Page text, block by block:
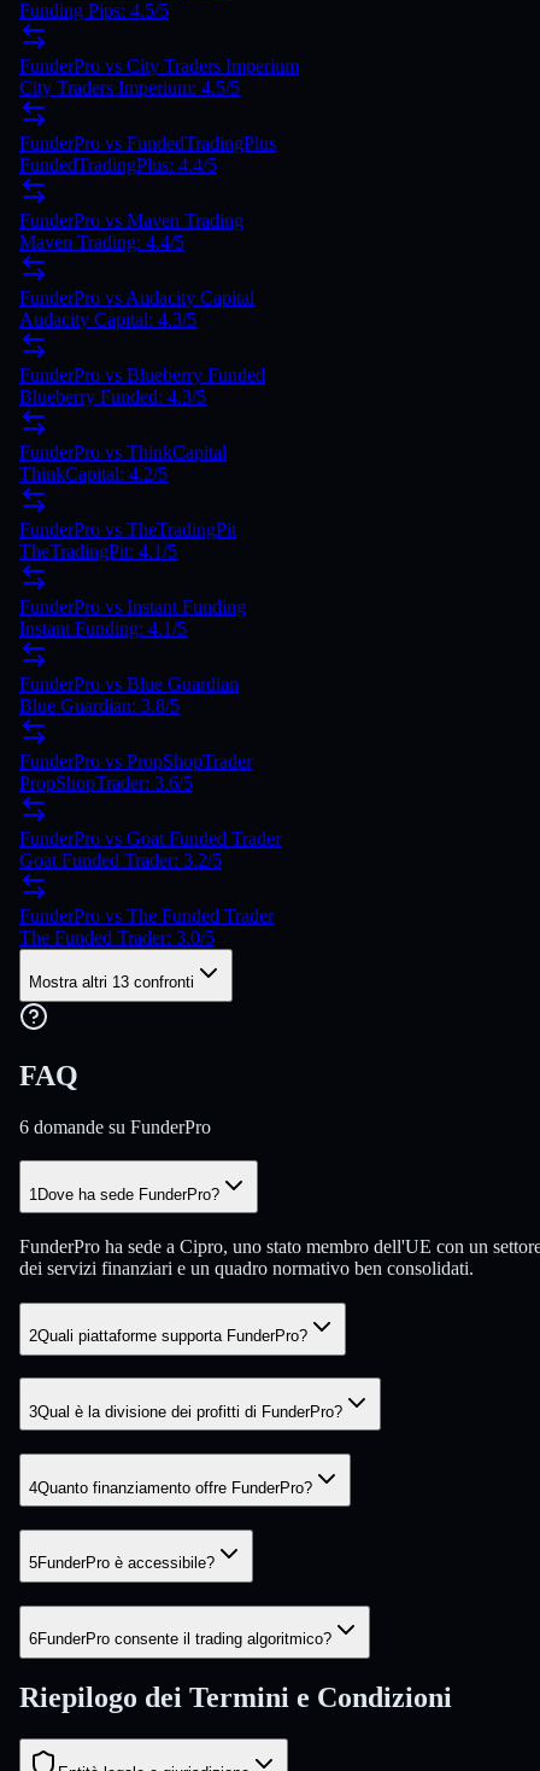
Funding Pips: 4.5/5
FunderPro vs City Traders Imperium
City Traders Imperium: 4.5/5
FunderPro vs FundedTradingPlus
FundedTradingPlus: 4.4/5
FunderPro vs Maven Trading
Maven Trading: 4.4/5
FunderPro vs Audacity Capital
Audacity Capital: 4.3/5
FunderPro vs Blueberry Funded
Blueberry Funded: 4.3/5
FunderPro vs ThinkCapital
ThinkCapital: 4.2/5
FunderPro vs TheTradingPit
TheTradingPit: 4.1/5
FunderPro vs Instant Funding
Instant Funding: 4.1/5
FunderPro vs Blue Guardian
Blue Guardian: 3.8/5
FunderPro vs PropShopTrader
PropShopTrader: 3.6/5
FunderPro vs Goat Funded Trader
Goat Funded Trader: 3.2/5
FunderPro vs The Funded Trader
The Funded Trader: 3.0/5
Mostra altri 13 confronti
FAQ
6 domande su FunderPro
1 Dove ha sede FunderPro?
FunderPro ha sede a Cipro, uno stato membro dell'UE con un
dei servizi finanziari e un quadro normativo ben consolidati.
2Quali piattaforme supporta FunderPro?
3Qual è la divisione dei profitti di FunderPro?
4Quanto finanziamento offre FunderPro?
5FunderPro è accessibile?
6FunderPro consente il trading algoritmico?
Riepilogo dei Termini e Condizioni